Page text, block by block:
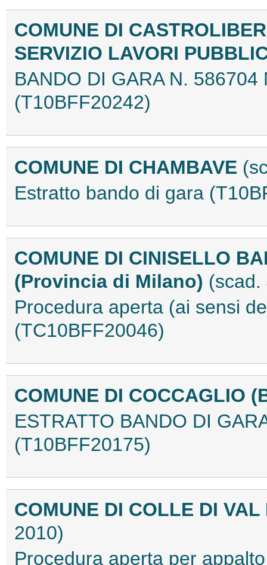
COMUNE DI
SERVIZIO LAVORI
BANDO DI GARA N.
(T10BFF20242)
COMUNE DI CHAMBAVE
Estratto bando di gara
COMUNE DI CINISELLO
(Provincia di Milano)
Procedura aperta (ai sensi
(TC10BFF20046)
COMUNE DI COCCAGLIO
ESTRATTO BANDO DI
(T10BFF20175)
COMUNE DI COLLE DI
2010)
Procedura aperta per